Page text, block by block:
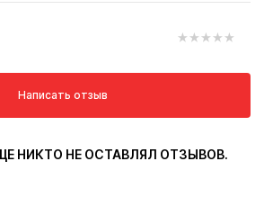
Написать отзыв
НИКТО НЕ ОСТАВЛЯЛ ОТЗЫВОВ.